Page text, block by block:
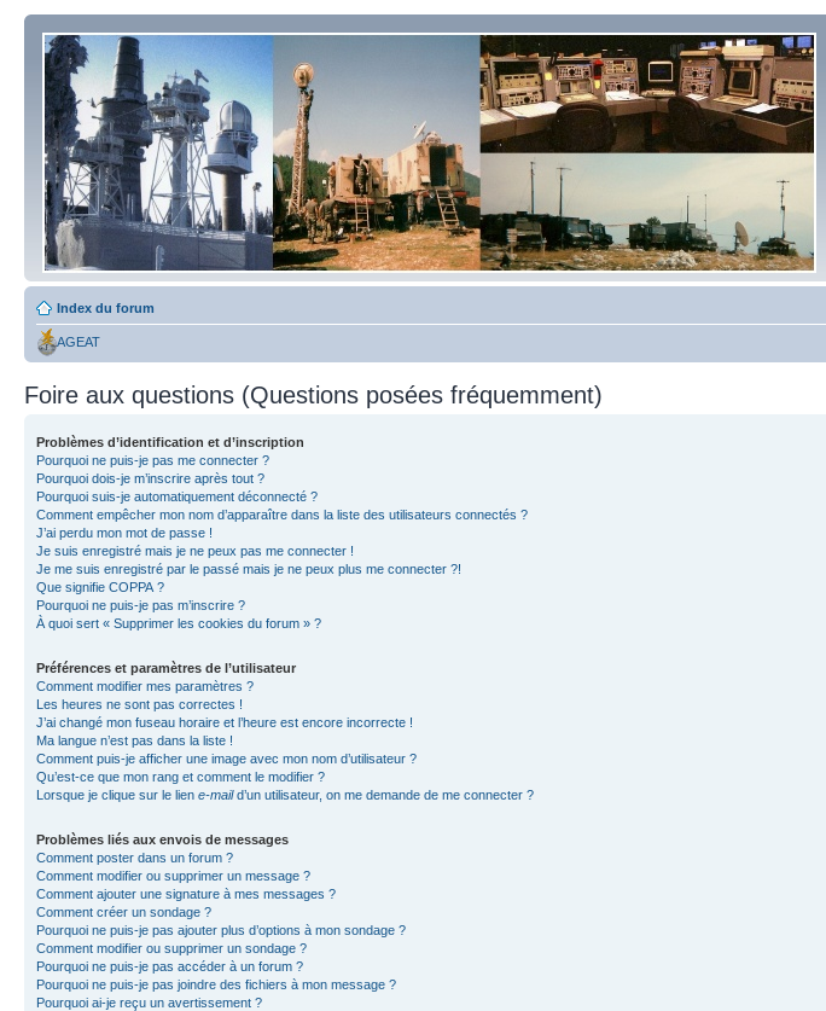
Index du forum
AGEAT
Foire aux questions (Questions posées fréquemment)
Problèmes d’identification et d’inscription
Pourquoi ne puis-je pas me connecter ?
Pourquoi dois-je m’inscrire après tout ?
Pourquoi suis-je automatiquement déconnecté ?
Comment empêcher mon nom d’apparaître dans la liste des utilisateurs connectés ?
J’ai perdu mon mot de passe !
Je suis enregistré mais je ne peux pas me connecter !
Je me suis enregistré par le passé mais je ne peux plus me connecter ?!
Que signifie COPPA ?
Pourquoi ne puis-je pas m’inscrire ?
À quoi sert « Supprimer les cookies du forum » ?
Préférences et paramètres de l’utilisateur
Comment modifier mes paramètres ?
Les heures ne sont pas correctes !
J’ai changé mon fuseau horaire et l’heure est encore incorrecte !
Ma langue n’est pas dans la liste !
Comment puis-je afficher une image avec mon nom d’utilisateur ?
Qu’est-ce que mon rang et comment le modifier ?
Lorsque je clique sur le lien e-maild’un utilisateur, on me demande de me connecter ?
Problèmes liés aux envois de messages
Comment poster dans un forum ?
Comment modifier ou supprimer un message ?
Comment ajouter une signature à mes messages ?
Comment créer un sondage ?
Pourquoi ne puis-je pas ajouter plus d’options à mon sondage ?
Comment modifier ou supprimer un sondage ?
Pourquoi ne puis-je pas accéder à un forum ?
Pourquoi ne puis-je pas joindre des fichiers à mon message ?
Pourquoi ai-je reçu un avertissement ?